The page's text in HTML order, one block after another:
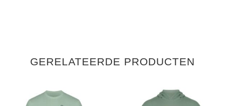
GERELATEERDE PRODUCTEN